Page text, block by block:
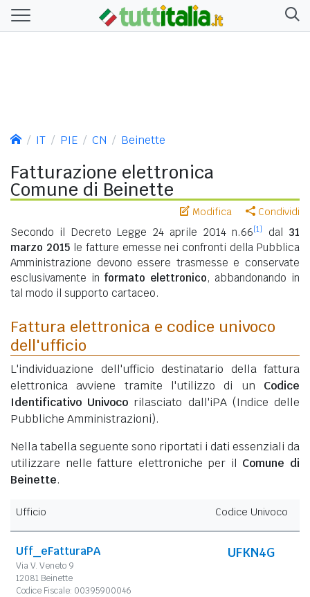
IT PIE CN Beinette
Fatturazione elettronica
Comune di Beinette
Modifica Condividi
Secondo il Decreto Legge 24 aprile 2014 n.66[1] dal 31
marzo 2015le fatture emesse nei confronti della Pubblica
Amministrazione devono essere trasmesse e conservate
esclusivamente in formato elettronico, abbandonando in
tal modo il supporto cartaceo.
Fattura elettronica e codice univoco
dell'ufficio
L'individuazione dell'ufficio destinatario della fattura
elettronica avviene tramite l'utilizzo di un Codice
Identificativo Univoco rilasciato dall'iPA (Indice delle
Pubbliche Amministrazioni).
Nella tabella seguente sono riportati i dati essenziali da
utilizzare nelle fatture elettroniche per il Comune di
Beinette.
Ufficio Codice Univoco
Uff_eFatturaPA
Via V. Veneto 9
12081 Beinette
Codice Fiscale: 00395900046
UFKN4G